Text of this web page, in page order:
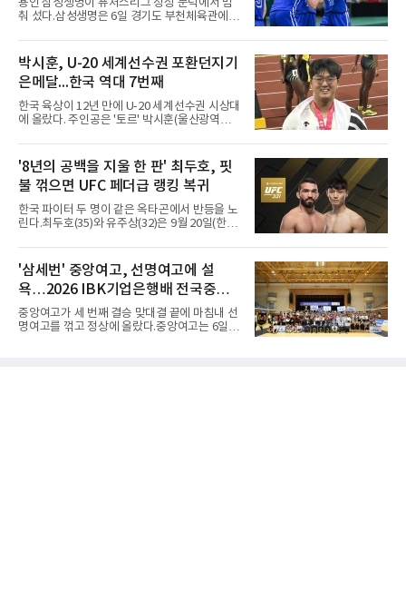
와 김호원의 내·외곽포가 고르게 터지며 주도권
을 잡았다. 전반을 40-34로 앞선 경복고는 후반
다.B조에서는 용산고가 안양고를 98-71로 꺾고
대회 2연승을 달렸다.한편 남중
용인 삼성생명이 퓨처스리그 정상 문턱에서 멈
춰 섰다.삼성생명은 6일 경기도 부천체육관에서
서 일본여자프로농구 2부 리그 아란마레에 54-
79로 졌다. 이다연이 14점을 넣었으나 20점 9리
바운드를 기록한 바이 쿰바 디야산을 앞세운 상
대를 넘지 못했다.이번 대회에 처음 출전한 아란
마레는 조별리그부터 결승까지 6전 전승을 거뒀
고, 디야산이 최우수선수(MVP)로 뽑혔다.
박시훈, U-20 세계선수권 포환던지기
은메달...한국 역대 7번째
한국 육상이 12년 만에 U-20 세계선수권 시상대
에 올랐다. 주인공은 '토르' 박시훈(울산광역시)
진 헤이워드 필드에서 열린 세계육상연맹(WA)
20세 이하 세계선수권 남자 포환던지기 결선에
서 20.31ｍ를 던져 2위에 올랐다. 우승자 알레산
드로 보르헤스(브라질)와는 4㎝ 차이였다.기록
의 의미는 크다. 1986년 시작된 이 대회에서 한
국이 따낸 메달은 은 1개와 동 5개뿐이다. 1992
년 이진일(800ｍ)의 은메달 이후 박재홍, 박재
7번째 메달리스트가 됐다.승부는 막판에 갈렸
다. 3차 시기에서 20.31ｍ로 선
'8년의 공백을 지울 한 판' 최두호, 핏
불 꺾으면 UFC 페더급 랭킹 복귀
한국 파이터 두 명이 같은 옥타곤에서 반등을 노
린다.최두호(35)와 유주상(32)은 9월 20일(한국
서 열리는 'UFC 331: 반 vs 판토자 2'에 출전해
각각 파트리시우 핏불(39·브라질), 마이클 애즈
웰 주니어(25·미국)와 맞선다.최두호의 목표는 8
년 만의 페더급 랭킹 재진입이다. 데뷔 후 3연속
KO승으로 11위까지 올랐던 그는 2018년 7월 순
위에서 빠졌고, 병역을 마치고 2023년 복귀한
뒤 1무에 이어 다시 3연속 KO승을 기록했다.상
'삼세번' 중앙여고, 선명여고에 설
욕…2026 IBK기업은행배 전국중고
배구대회 우승
중앙여고가 세 번째 결승 맞대결 끝에 마침내 선
명여고를 꺾고 정상에 올랐다.중앙여고는 6일